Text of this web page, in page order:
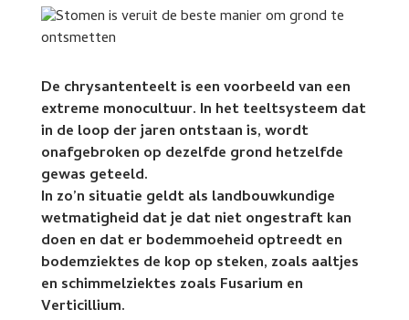
De chrysantenteelt is een voorbeeld van een
extreme monocultuur. In het teeltsysteem dat
in de loop der jaren ontstaan is, wordt
onafgebroken op dezelfde grond hetzelfde
gewas geteeld.
In zo’n situatie geldt als landbouwkundige
wetmatigheid dat je dat niet ongestraft kan
doen en dat er bodemmoeheid optreedt en
bodemziektes de kop op steken, zoals aaltjes
en schimmelziektes zoals Fusarium en
Verticillium.